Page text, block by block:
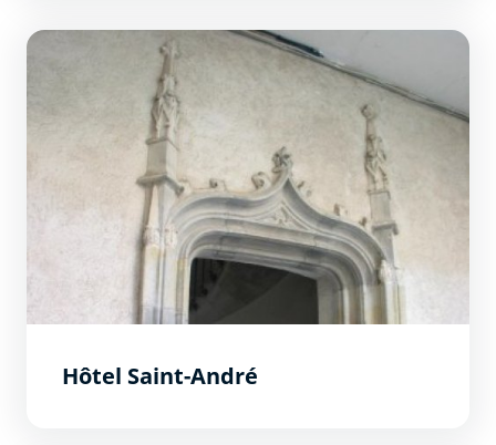
Hôtel Saint-André
Hôtel Saint-André